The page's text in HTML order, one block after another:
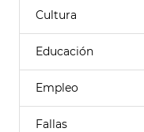
Cultura
Educación
Empleo
Fallas